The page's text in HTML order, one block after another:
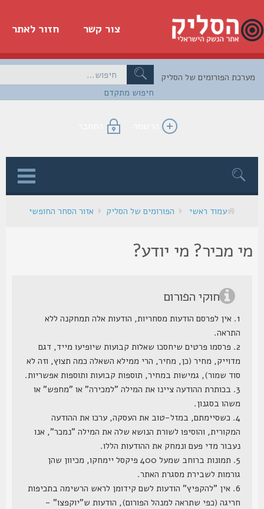
חזור לאתר צור קשר
חיפוש מתקדם
הפורומים של הסליק
הרשמה התחבר
עמוד ראשי הפורומים של הסליק אזור הסחר החופשי
מכיר? מי יודע?
חוקי הפורום
1. אין לפרסם הודעות מסחריות, הודעות אלה תמחקנה ללא
התראה.
2. פרסמו פרטים שיחסכו שאלות קבועות שיופיעו מייד, דגם
מדוייק, מחיר (כן, מחיר, הרי ממילא השאלה כמה תצוץ, וזה לא
סוד שמור), גמישות במחיר, תוספות קבועות ותוספות אפשריות.
3. בכותרת ההודעה ציינו את המילה "למכירה" או "מחפש" או
משהו בסגנון.
4. כשסיימתם, במזל-טוב את העסקה, ערכו את ההודעה
המקורית, והוסיפו לשורת הנושא שלה את המילה "נמכר", אנו
נעבור מדי פעם ונמחק את ההודעות הללו.
5. תמונות ברוחב שמעל 400 פיקסל יימחקו, מכיוון שהן
גורמות לשבירת מסגרת האתר.
6. אין "להקפיץ" הודעות לשם קידומן לראש הרשימה בתכיפות
חריגה (כפי שתראה למנהל הפורום), הודעות ש"יוקפצו" -